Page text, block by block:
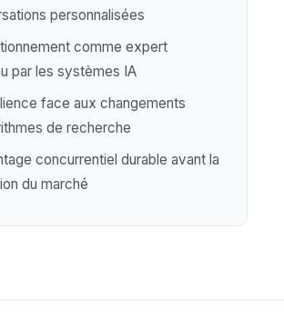
personnalisées
comme expert
par les systèmes IA
face aux changements
de recherche
concurrentiel durable avant la
du marché